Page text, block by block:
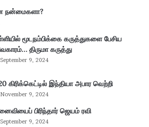
நன்மைகளா?
மூடநம்பிக்கை கருத்துகளை பேசிய
திருமா கருத்து
September 9, 2024
கிரிக்கெட்டில் இந்தியா அபார வெற்றி
November 9, 2024
பிரிந்தார் ஜெயம் ரவி
September 9, 2024